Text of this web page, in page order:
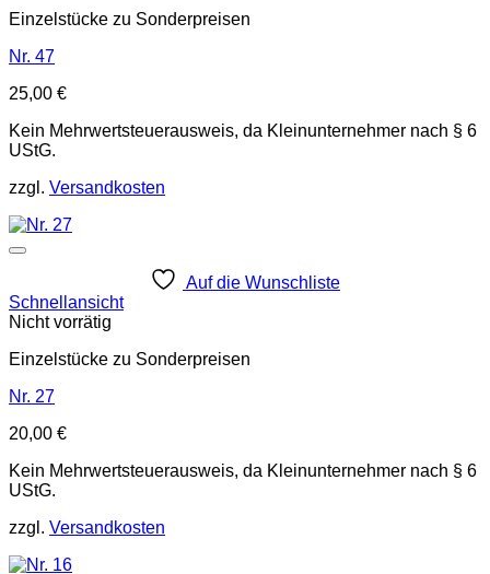
Einzelstücke zu Sonderpreisen
Nr. 47
25,00 €
Kein Mehrwertsteuerausweis, da Kleinunternehmer nach § 6
UStG.
zzgl. Versandkosten
Auf die Wunschliste
Schnellansicht
Nicht vorrätig
Einzelstücke zu Sonderpreisen
Nr. 27
20,00 €
Kein Mehrwertsteuerausweis, da Kleinunternehmer nach § 6
UStG.
zzgl. Versandkosten